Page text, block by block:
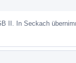
II. In Seckach